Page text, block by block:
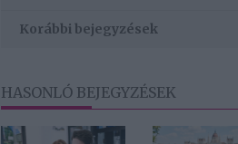
Korábbi bejegyzések
HASONLÓ BEJEGYZÉSEK